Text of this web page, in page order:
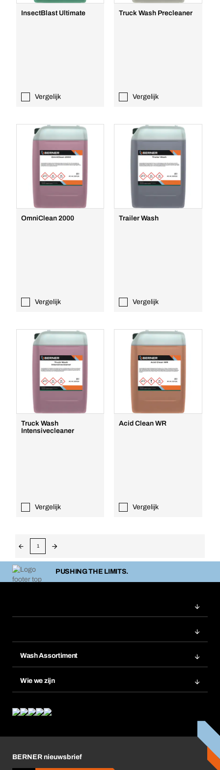
InsectBlast Ultimate
Vergelijk
Truck Wash Precleaner
Vergelijk
OmniClean 2000
Vergelijk
Trailer Wash
Vergelijk
Truck Wash
Intensivecleaner
Vergelijk
Acid Clean WR
Vergelijk
1
PUSHING THE LIMITS.
Wash Assortiment
Wie we zijn
Wat ons drijft
Business Conduct
BERNER nieuwsbrief